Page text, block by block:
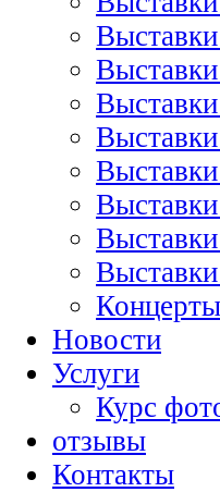
Концерты
Новости
Услуги
Курс
отзывы
Контакты